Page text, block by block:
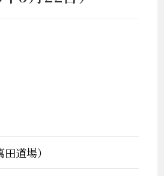
田道場）